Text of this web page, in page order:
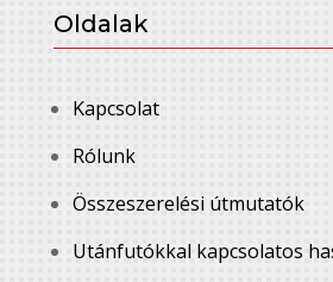
Oldalak
Kapcsolat
Rólunk
Összeszerelési útmutatók
Utánfutókkal kapcsolatos